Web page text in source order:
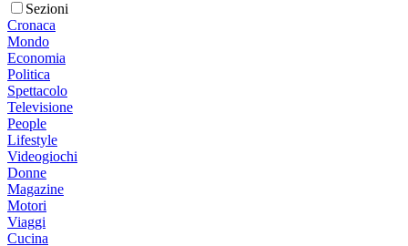
Sezioni
Cronaca
Mondo
Economia
Politica
Spettacolo
Televisione
People
Lifestyle
Videogiochi
Donne
Magazine
Motori
Viaggi
Cucina